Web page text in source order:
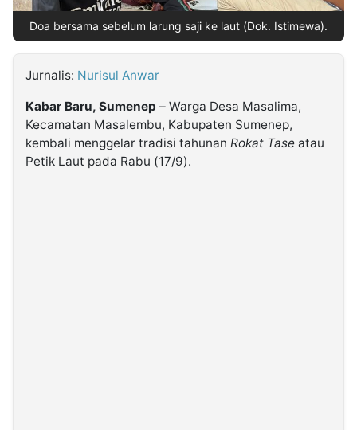
Doa bersama sebelum larung saji ke laut (Dok. Istimewa).
Jurnalis: Nurisul Anwar
Kabar Baru, Sumenep – Warga Desa Masalima,
Kecamatan Masalembu, Kabupaten Sumenep,
kembali menggelar tradisi tahunan Rokat Tase atau
Petik Laut pada Rabu (17/9).